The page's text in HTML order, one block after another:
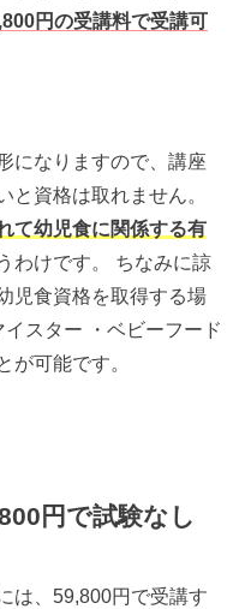
円の受講料で受講可
になりますので、講座
と資格は取れません。
て幼児食に関係する有
わけです。 ちなみに諒
児食資格を取得する場
スター ・ベビーフード
が可能です。
円で試験なし
は、59,800円で受講す